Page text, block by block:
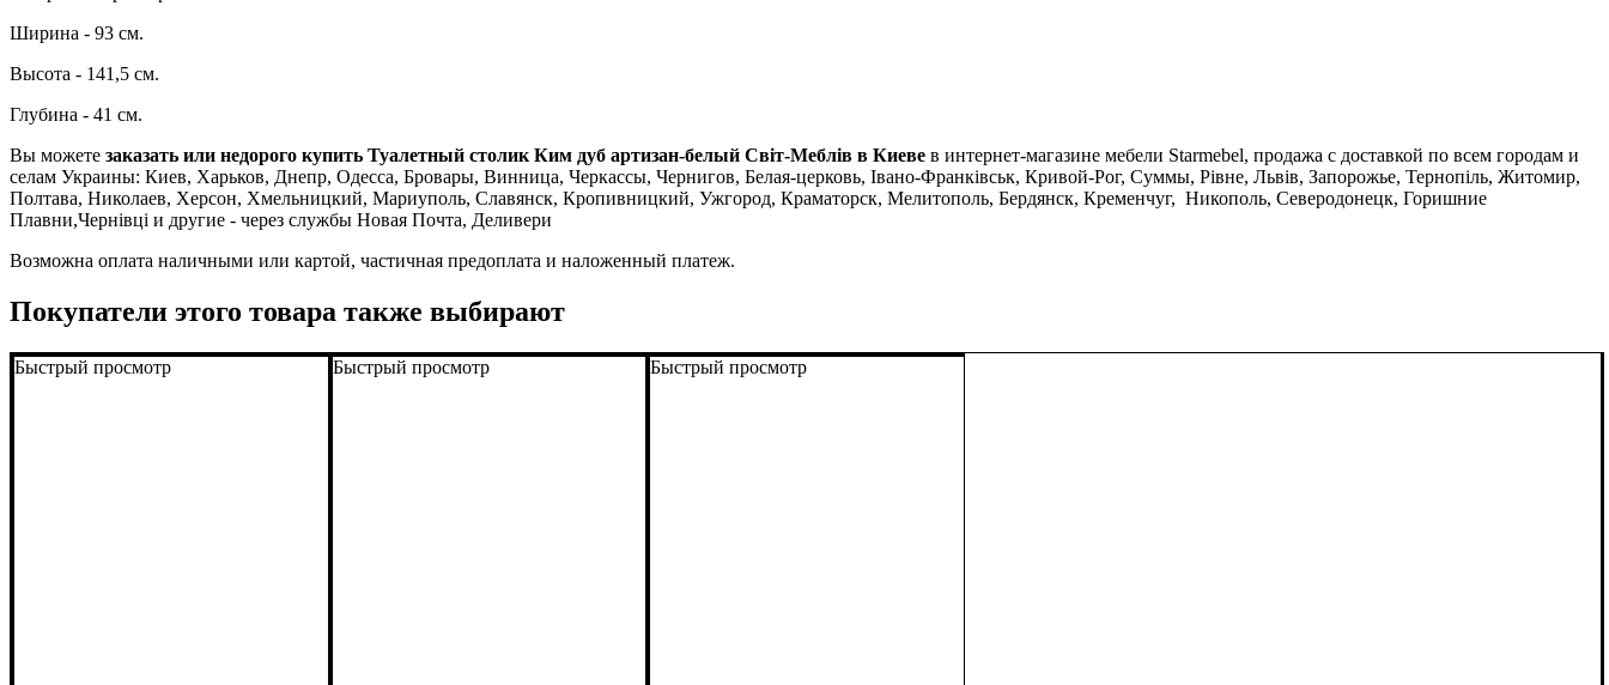
Ширина - 93 см.
Высота - 141,5 см.
Глубина - 41 см.
Вы можете заказать или недорого купить Туалетный столик Ким дуб артизан-белый Світ-Меблів в Киеве в интернет-магазине мебели Starmebel, продажа с доставкой по всем городам и
селам Украины: Киев, Харьков, Днепр, Одесса, Бровары, Винница, Черкассы, Чернигов, Белая-церковь, Івано-Франківськ, Кривой-Рог, Суммы, Рівне, Львів, Запорожье, Тернопіль, Житомир,
Полтава, Николаев, Херсон, Хмельницкий, Мариуполь, Славянск, Кропивницкий, Ужгород, Краматорск, Мелитополь, Бердянск, Кременчуг, Никополь, Северодонецк, Горишние
Плавни,Чернівці и другие - через службы Новая Почта, Деливери
Возможна оплата наличными или картой, частичная предоплата и наложенный платеж.
Покупатели этого товара также выбирают
Быстрый просмотр Быстрый просмотр Быстрый просмотр